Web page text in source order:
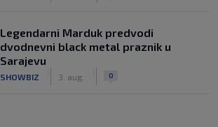
Legendarni Marduk predvodi
dvodnevni black metal praznik u
Sarajevu
SHOWBIZ 3. aug. 0